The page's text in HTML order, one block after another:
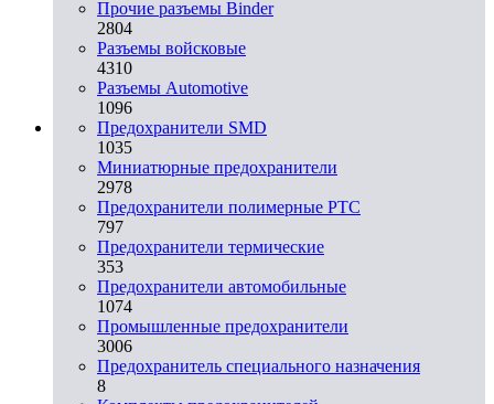
Прочие разъемы Binder
2804
Разъемы войсковые
4310
Разъeмы Automotive
1096
Предохранители SMD
1035
Миниатюрные предохранители
2978
Предохранители полимерные PTC
797
Предохранители термические
353
Предохранители автомобильные
1074
Промышленные предохранители
3006
Предохранитель специального назначения
8